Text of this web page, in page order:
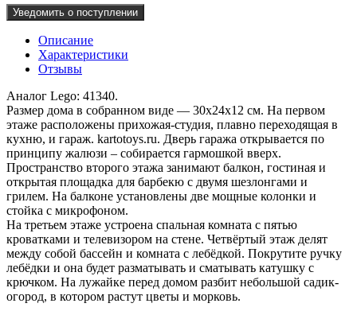
Уведомить о поступлении
Описание
Характеристики
Отзывы
Аналог Lego: 41340.
Размер дома в собранном виде — 30х24х12 см. На первом
этаже расположены прихожая-студия, плавно переходящая в
кухню, и гараж. kartotoys.ru. Дверь гаража открывается по
принципу жалюзи – собирается гармошкой вверх.
Пространство второго этажа занимают балкон, гостиная и
открытая площадка для барбекю с двумя шезлонгами и
грилем. На балконе установлены две мощные колонки и
стойка с микрофоном.
На третьем этаже устроена спальная комната с пятью
кроватками и телевизором на стене. Четвёртый этаж делят
между собой бассейн и комната с лебёдкой. Покрутите ручку
лебёдки и она будет разматывать и сматывать катушку с
крючком. На лужайке перед домом разбит небольшой садик-
огород, в котором растут цветы и морковь.